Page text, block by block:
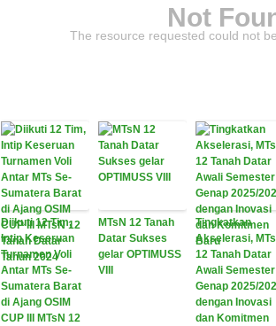
Diikuti 12 Tim,
Intip Keseruan
Turnamen Voli
Antar MTs Se-
Sumatera Barat
di Ajang OSIM
CUP III MTsN 12
MTsN 12 Tanah
Datar Sukses
gelar OPTIMUSS
VIII
Tingkatkan
Akselerasi,
12 Tanah Datar
Awali Semester
Genap 2025/
dengan Inovasi
dan Komitmen
Not
The resource requested could not